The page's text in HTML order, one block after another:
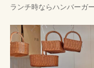
ランチ時ならハンバーガ